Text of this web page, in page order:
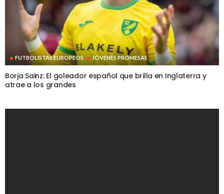
FUTBOLISTAS EUROPEOS JÓVENES PROMESAS
Borja Sainz: El goleador español que brilla en Inglaterra y
atrae a los grandes